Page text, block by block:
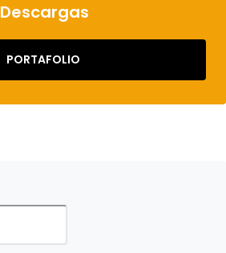
Descargas
PORTAFOLIO